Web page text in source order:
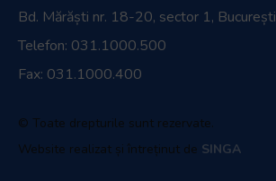
Bd. Mărăști nr. 18-20, sector 1, București
Telefon: 031.1000.500
Fax: 031.1000.400
© Toate drepturile sunt rezervate.
Website realizat și întreținut de SINGA